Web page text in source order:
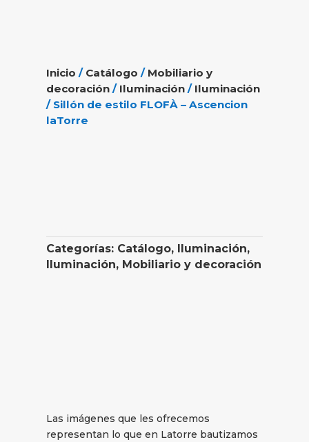
Inicio / Catálogo / Mobiliario y
decoración / Iluminación / Iluminación
/ Sillón de estilo FLOFÀ – Ascencion
laTorre
Categorías: Catálogo, Iluminación,
Iluminación, Mobiliario y decoración
Las imágenes que les ofrecemos
representan lo que en Latorre bautizamos